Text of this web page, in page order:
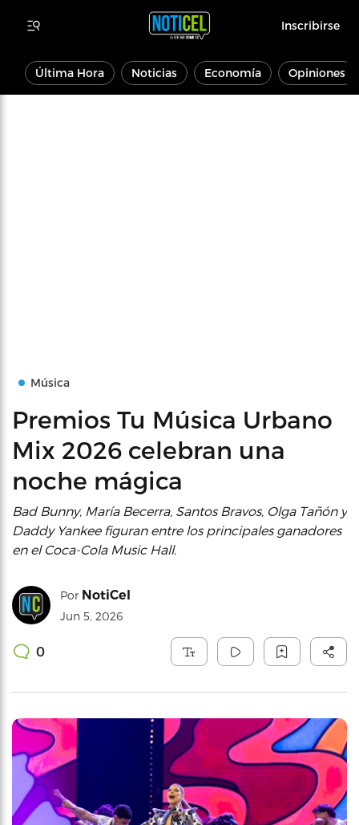
Inscribirse
Última Hora Noticias Economía Opiniones
Música
Premios Tu Música Urbano
Mix 2026 celebran una
noche mágica
Bad Bunny, María Becerra, Santos Bravos, Olga Tañón y
Daddy Yankee figuran entre los principales ganadores
en el Coca-Cola Music Hall.
Por NotiCel
Jun 5, 2026
0